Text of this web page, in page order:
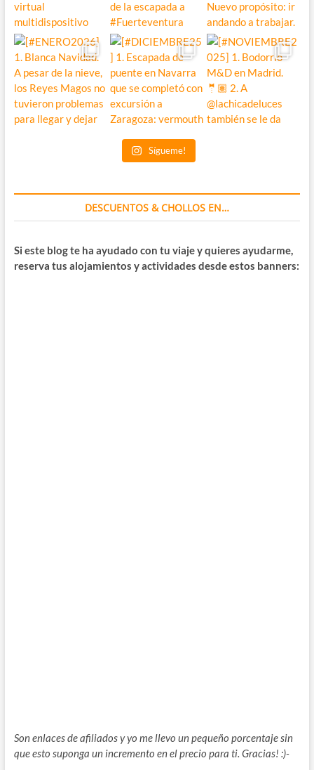
Sígueme!
DESCUENTOS & CHOLLOS EN…
Si este blog te ha ayudado con tu viaje y quieres ayudarme,
reserva tus alojamientos y actividades desde estos banners:
Son enlaces de afiliados y yo me llevo un pequeño porcentaje sin
que esto suponga un incremento en el precio para ti. Gracias! :)-